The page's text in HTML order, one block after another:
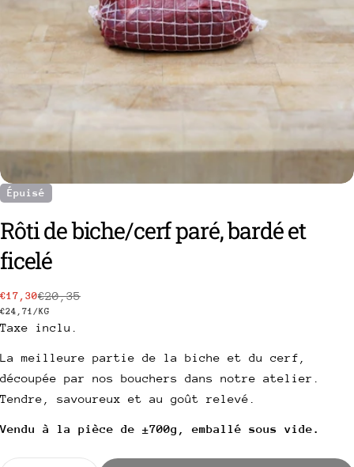
le média 0 en mode modal
Épuisé
Rôti de biche/cerf paré, bardé et
ficelé
Prix
de
€17,30
Prix
habituel
€20,35
PRIX
UNITAIRE
€24,71/PAR
KG
Taxe inclu.
La meilleure partie de la biche et du cerf,
découpée par nos bouchers dans notre atelier.
Tendre, savoureux et au goût relevé.
Vendu à la pièce de ±700g, emballé sous vide.
Partager ce produit
Partager
Partager
Facebook
PartagerÉpingler
Pinterest
nom
Votre
téléphone
message